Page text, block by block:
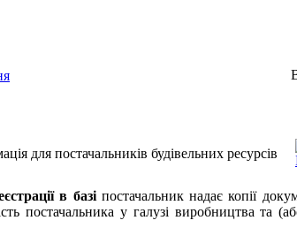
для постачальників будівельних ресурсів
в базі постачальник надає копії
постачальника у галузі виробництва та